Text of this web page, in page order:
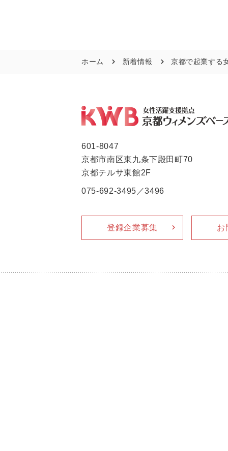
ホーム 新着情報 京都で起業する
601-8047
京都市南区東九条下殿田町70
京都テルサ東館2F
075-692-3495／3496
登録企業募集 お